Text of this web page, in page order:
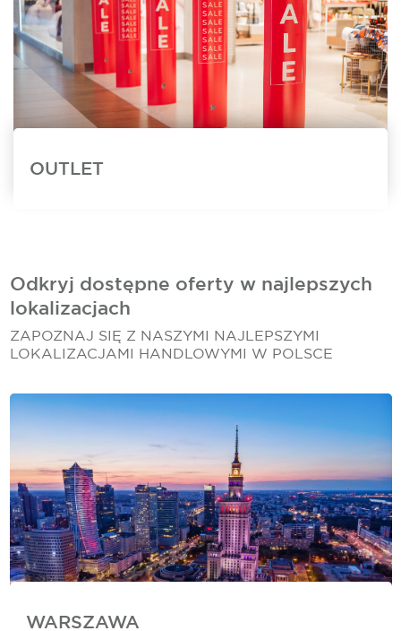
OUTLET
Odkryj dostępne oferty w najlepszych
lokalizacjach
ZAPOZNAJ SIĘ Z NASZYMI NAJLEPSZYMI
LOKALIZACJAMI HANDLOWYMI W POLSCE
WARSZAWA